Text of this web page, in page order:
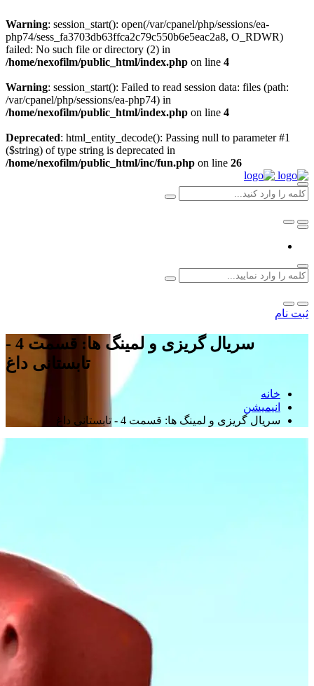
Warning: session_start(): open(/var/cpanel/php/sessions/ea-
php74/sess_fa3703db63ffca2c79c550b6e5eac2a8, O_RDWR)
failed: No such file or directory (2) in
/home/nexofilm/public_html/index.php on line 4
Warning: session_start(): Failed to read session data: files (path:
/var/cpanel/php/sessions/ea-php74) in
/home/nexofilm/public_html/index.php on line 4
Deprecated: html_entity_decode(): Passing null to parameter #1
($string) of type string is deprecated in
/home/nexofilm/public_html/inc/fun.php on line 26
ثبت نام
سریال گریزی و لمینگ ها: قسمت 4 -
تابستانی داغ
خانه
انیمیشن
سریال گریزی و لمینگ ها: قسمت 4 - تابستانی داغ